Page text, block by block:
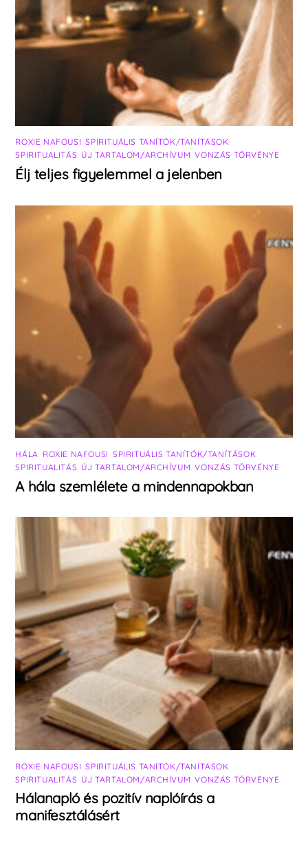
ROXIE NAFOUSI ,SPIRITUÁLIS TANÍTÓK/TANÍTÁSOK
SPIRITUALITÁS ÚJ TARTALOM/ARCHÍVUM ,VONZÁS TÖRVÉNYE
Élj teljes figyelemmel a jelenben
HÁLA ROXIE NAFOUSI SPIRITUÁLIS TANÍTÓK/TANÍTÁSOK
SPIRITUALITÁS ÚJ TARTALOM/ARCHÍVUM ,VONZÁS TÖRVÉNYE
A hála szemlélete a mindennapokban
ROXIE NAFOUSI ,SPIRITUÁLIS TANÍTÓK/TANÍTÁSOK
SPIRITUALITÁS ÚJ TARTALOM/ARCHÍVUM ,VONZÁS TÖRVÉNYE
Hálanapló és pozitív naplóírás a
manifesztálásért